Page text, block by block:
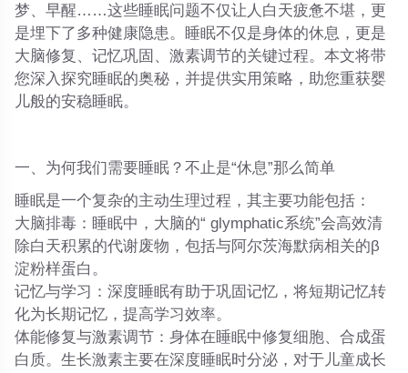
梦、早醒……这些睡眠问题不仅让人白天疲惫不堪，更
是埋下了多种健康隐患。睡眠不仅是身体的休息，更是
大脑修复、记忆巩固、激素调节的关键过程。本文将带
您深入探究睡眠的奥秘，并提供实用策略，助您重获婴
儿般的安稳睡眠。
一、为何我们需要睡眠？不止是“休息”那么简单
睡眠是一个复杂的主动生理过程，其主要功能包括：
大脑排毒 ：睡眠中，大脑的“ glymphatic系统”会高效清
除白天积累的代谢废物，包括与阿尔茨海默病相关的β
淀粉样蛋白。
记忆与学习 ：深度睡眠有助于巩固记忆，将短期记忆转
化为长期记忆，提高学习效率。
体能修复与激素调节 ：身体在睡眠中修复细胞、合成蛋
白质。生长激素主要在深度睡眠时分泌，对于儿童成长